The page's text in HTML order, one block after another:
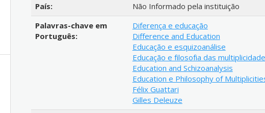
País:
Não Informado pela instituição
Palavras-chave em
Português:
Diferença e educação
Difference and Education
Educação e esquizoanálise
Educação e filosofia das
Education and Schizoanalysis
Education e Philosophy of
Félix Guattari
Gilles Deleuze